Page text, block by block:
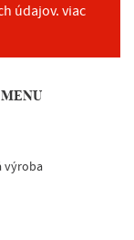
údajov. viac
výroba